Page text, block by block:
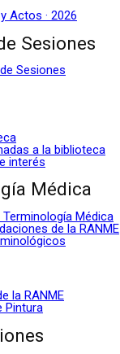
Actos · 2026
Sesiones
Sesiones
a la biblioteca
interés
Médica
Terminología Médica
de la RANME
la RANME
Pintura